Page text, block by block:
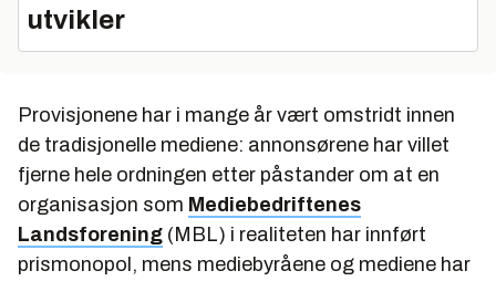
utvikler
Provisjonene har i mange år vært omstridt innen
de tradisjonelle mediene: annonsørene har villet
fjerne hele ordningen etter påstander om at en
organisasjon som Mediebedriftenes
Landsforening (MBL) i realiteten har innført
prismonopol, mens mediebyråene og mediene har